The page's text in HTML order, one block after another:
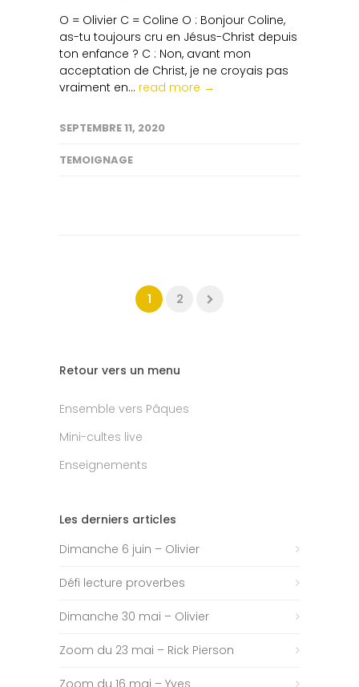
O = Olivier C = Coline O : Bonjour Coline,
as-tu toujours cru en Jésus-Christ depuis
ton enfance ? C : Non, avant mon
acceptation de Christ, je ne croyais pas
vraiment en... read more →
SEPTEMBRE 11, 2020
TEMOIGNAGE
1 2
Retour vers un menu
Ensemble vers Pâques
Mini-cultes live
Enseignements
Les derniers articles
Dimanche 6 juin – Olivier
Défi lecture proverbes
Dimanche 30 mai – Olivier
Zoom du 23 mai – Rick Pierson
Zoom du 16 mai – Yves